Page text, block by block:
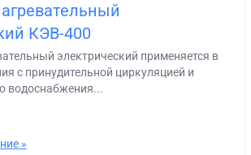
КЭВ-400
электрический применяется в
с принудительной циркуляцией и
водоснабжения...
»